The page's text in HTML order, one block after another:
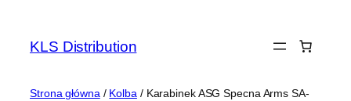
treściKLS Distribution
Strona główna / Kolba / Karabinek ASG Specna Arms SA-